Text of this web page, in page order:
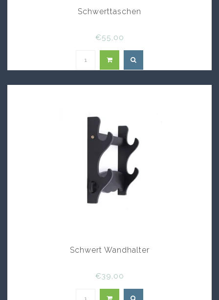
Schwerttaschen
€55,00
Schwert Wandhalter
€39,00